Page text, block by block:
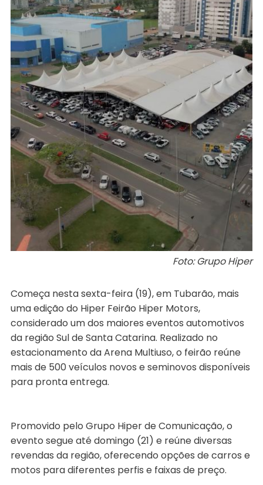
Foto: Grupo Hiper
Começa nesta sexta-feira (19), em Tubarão, mais
uma edição do Hiper Feirão Hiper Motors,
considerado um dos maiores eventos automotivos
da região Sul de Santa Catarina. Realizado no
estacionamento da Arena Multiuso, o feirão reúne
mais de 500 veículos novos e seminovos disponíveis
para pronta entrega.
Promovido pelo Grupo Hiper de Comunicação, o
evento segue até domingo (21) e reúne diversas
revendas da região, oferecendo opções de carros e
motos para diferentes perfis e faixas de preço.